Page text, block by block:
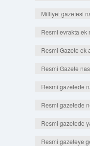
Milliyet gazetesi
Resmi evrakta ek
Resmi Gazete ek
Resmi Gazete
Resmi gazetede
Resmi gazetede
Resmi gazetede
Resmi gazeteye